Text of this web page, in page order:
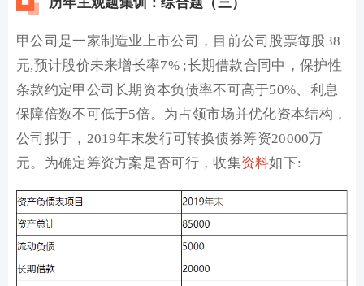
甲公司是一家制造业上市公司，目前公司股票每股38
元,预计股价未来增长率7% ;长期借款合同中，保护性
条款约定甲公司长期资本负债率不可高于50%、利息
保障倍数不可低于5倍。为占领市场并优化资本结构，
公司拟于，2019年末发行可转换债券筹资20000万
元。为确定筹资方案是否可行，收集资料如下: